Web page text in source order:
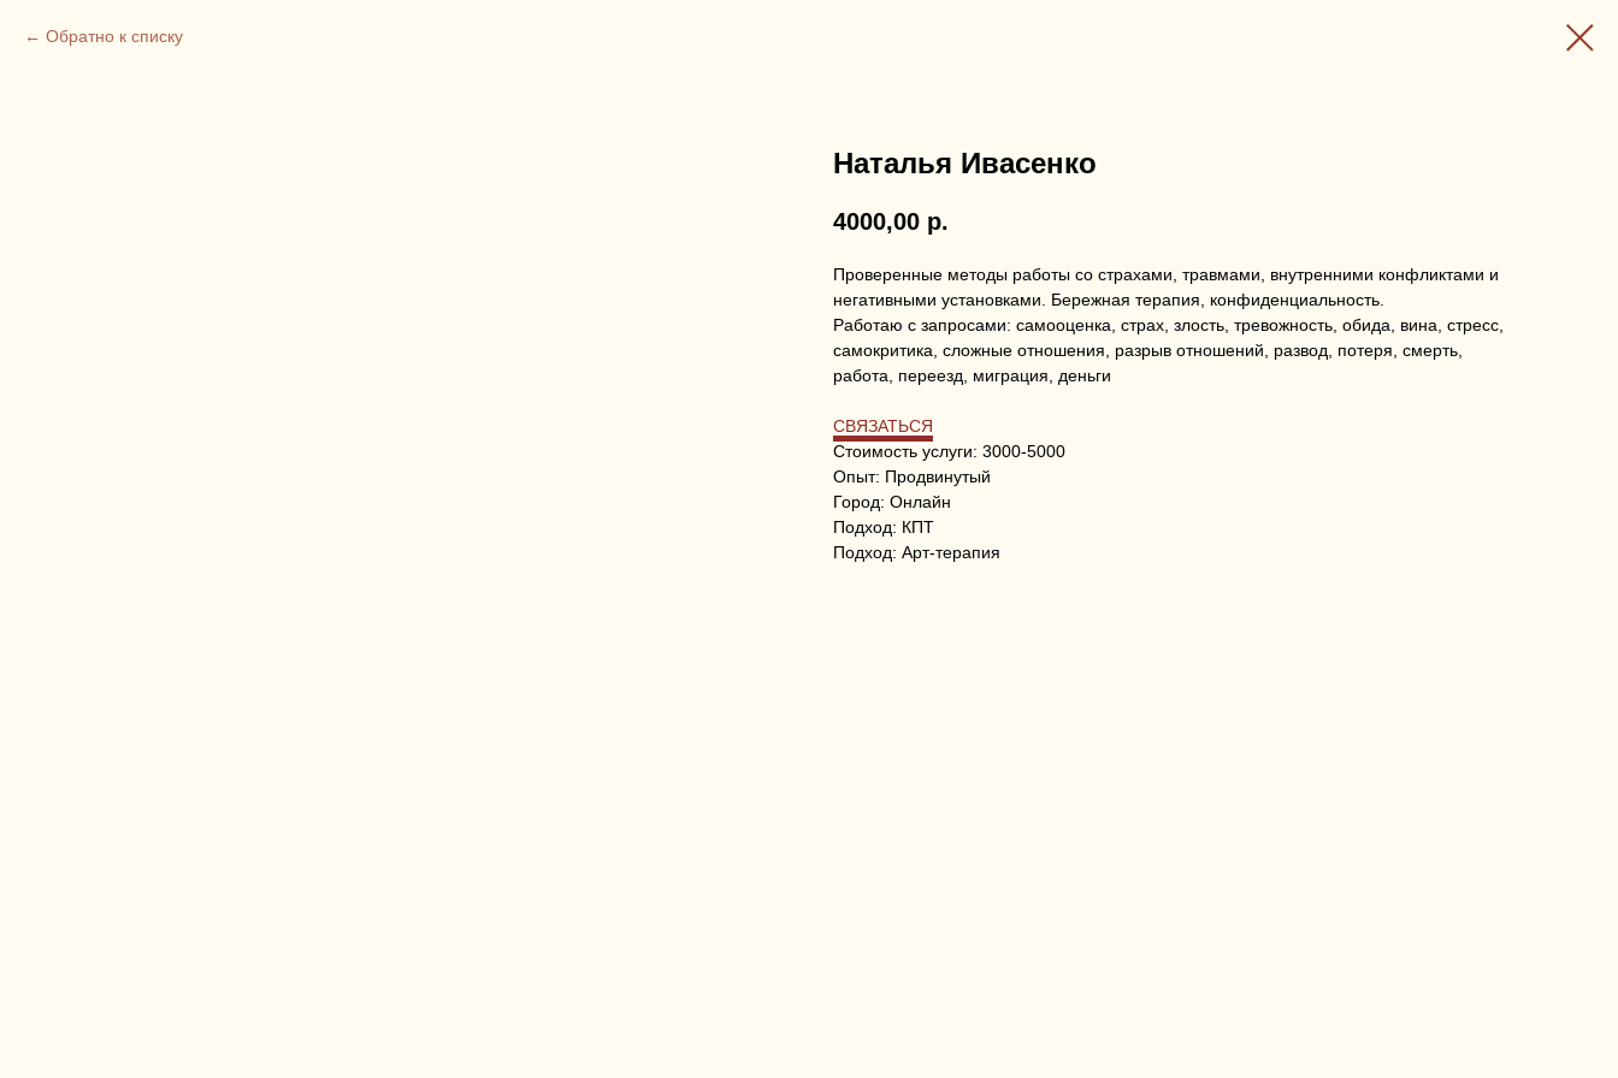
Обратно к списку
Наталья Ивасенко
4000,00 р.
Проверенные методы работы со страхами, травмами, внутренними конфликтами и
негативными установками. Бережная терапия, конфиденциальность.
Работаю с запросами: самооценка, страх, злость, тревожность, обида, вина, стресс,
самокритика, сложные отношения, разрыв отношений, развод, потеря, смерть,
работа, переезд, миграция, деньги
СВЯЗАТЬСЯ
Стоимость услуги: 3000-5000
Опыт: Продвинутый
Город: Онлайн
Подход: КПТ
Подход: Арт-терапия